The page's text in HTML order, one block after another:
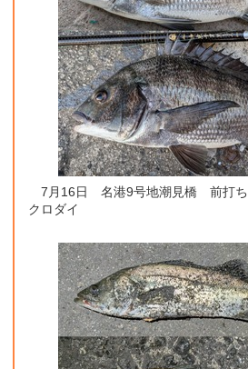
7月16日 名港9号地潮見橋 前打ち
クロダイ